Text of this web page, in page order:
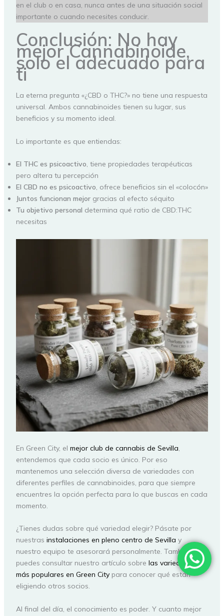
en el club o en casa, nunca antes de una situación social
importante o cuando necesites conducir.
Conclusión: No hay
mejor Cannabinoide,
solo el adecuado para
ti
La eterna pregunta «¿CBD o THC?» no tiene una respuesta
universal. Ambos cannabinoides tienen su lugar, sus
beneficios y su momento ideal.
Lo importante es que entiendas:
El THC es psicoactivo, tiene propiedades terapéuticas
pero altera tu percepción
El CBD no es psicoactivo, ofrece beneficios sin el «colocón»
Juntos funcionan mejorgracias al efecto séquito
Tu objetivo personal determina qué ratio de CBD:THC
necesitas
En Green City, el mejor club de cannabis de Sevilla,
entendemos que cada socio es único. Por eso
mantenemos una selección diversa de variedades con
diferentes perfiles de cannabinoides, para que siempre
encuentres la opción perfecta para lo que buscas en cada
momento.
¿Tienes dudas sobre qué variedad elegir? Pásate por
nuestras instalaciones en pleno centro de Sevilla y
nuestro equipo te asesorará personalmente. También
puedes consultar nuestro artículo sobre las variedades
más populares en Green Citypara conocer qué están
eligiendo otros socios.
Al final del día, el conocimiento es poder. Y cuanto mejor